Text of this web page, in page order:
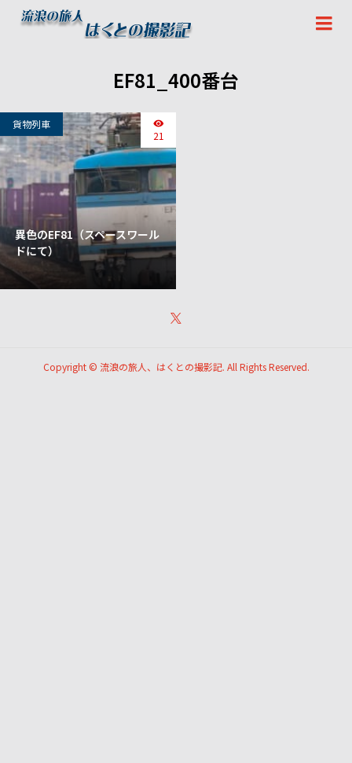
EF81_400番台
異色のEF81（スペースワール
ドにて）
貨物列車
21
Copyright © 流浪の旅人、はくとの撮影記. All Rights Reserved.